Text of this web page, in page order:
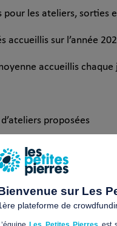
pour les ateliers, sorties
accueillis sur l’année
accueillis chaque
proposées
184 jours d’ouverture
8 bénévoles, 2
sur Les
plateforme de